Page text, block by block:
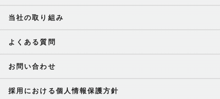
当社の取り組み
よくある質問
お問い合わせ
採用における個人情報保護方針